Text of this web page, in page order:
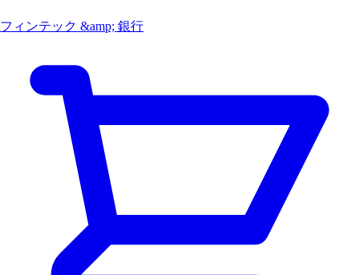
フィンテック &amp; 銀行